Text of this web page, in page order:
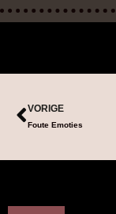
VORIGE
Foute Emoties